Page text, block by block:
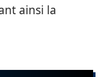
ainsi la